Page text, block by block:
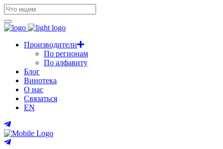
Производители
По регионам
По алфавиту
Блог
Винотека
О нас
Связаться
EN